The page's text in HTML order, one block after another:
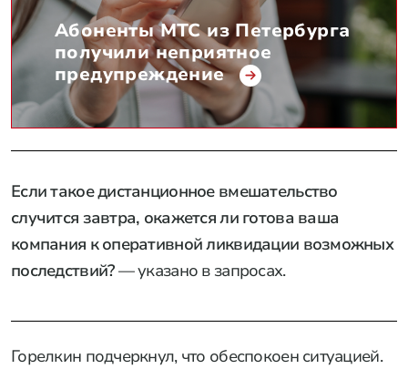
Абоненты МТС из Петербурга
получили неприятное
предупреждение
Если такое дистанционное вмешательство
случится завтра, окажется ли готова ваша
компания к оперативной ликвидации возможных
последствий?— указано в запросах.
Горелкин подчеркнул, что обеспокоен ситуацией.